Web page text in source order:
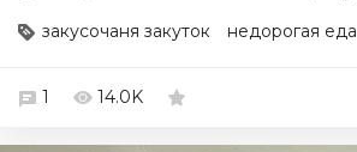
закусочаня закуток недорогая еда
1 14.0K